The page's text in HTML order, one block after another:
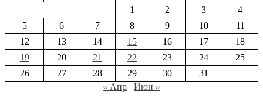
1
2 3
4
5
6 7 8 9 10
11
12
13 14 15 16 17
18
19
20 21 22 23 24
25
26
27 28 29 30
31
« Апр
Июн »